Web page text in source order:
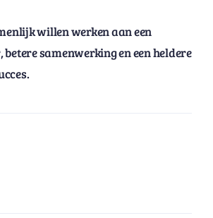
willen werken aan een
samenwerking en een heldere